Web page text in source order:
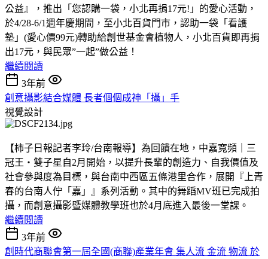
公益』，推出「您認購一袋，小北再捐17元!」的愛心活動，
於4/28-6/1週年慶期間，至小北百貨門市，認助一袋「看護
墊」(愛心價99元)轉助給創世基金會植物人，小北百貨即再捐
出17元，與民眾”一起”做公益！
繼續閱讀
3年前
創意攝影結合媒體 長者個個成神「攝」手
視覺設計
【柿子日報記者李玲/台南報導】為回饋在地，中嘉寬頻｜三
冠王‧雙子星自2月開始，以提升長輩的創造力、自我價值及
社會參與度為目標，與台南中西區五條港里合作，展開『上青
春的台南人佇「嘉」』系列活動。其中的舞蹈MV班已完成拍
攝，而創意攝影暨媒體教學班也於4月底進入最後一堂課。
繼續閱讀
3年前
創時代商聯會第一屆全國(商聯)產業年會 集人流 金流 物流 於